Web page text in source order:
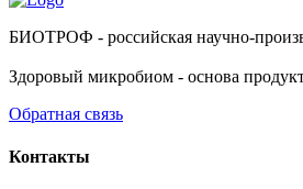
БИОТРОФ - российская научно-
Здоровый микробиом - основа
Обратная связь
Контакты